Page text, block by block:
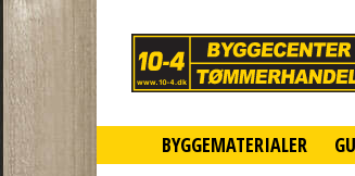
BYGGEMATERIALER